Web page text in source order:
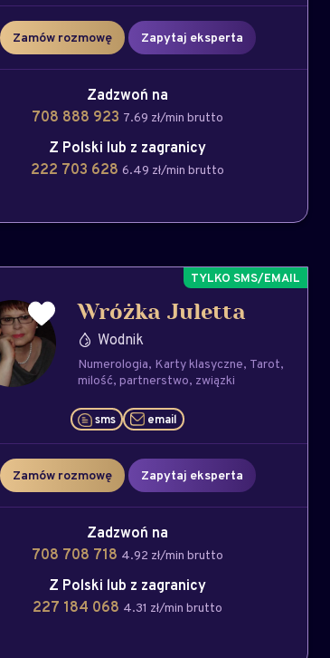
Zamów rozmowę Zapytaj eksperta
Zadzwoń na
708 888 923 7.69 zł/min brutto
Z Polski lub z zagranicy
222 703 628 6.49 zł/min brutto
Wróżka Juletta
Wodnik
Numerologia Karty klasyczne Tarot
milość partnerstwo związki
sms email
Zamów rozmowę Zapytaj eksperta
Zadzwoń na
708 708 718 4.92 zł/min brutto
Z Polski lub z zagranicy
227 184 068 4.31 zł/min brutto